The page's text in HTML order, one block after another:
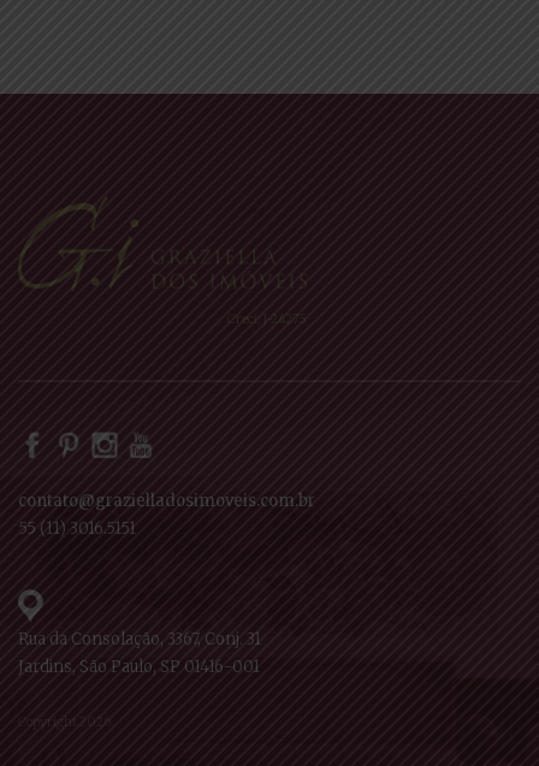
Creci: J-24275
contato@grazielladosimoveis.com.br
55 (11) 3016.5151
Rua da Consolação, 3367, Conj. 31
Jardins, São Paulo, SP 01416-001
Copyright 2026